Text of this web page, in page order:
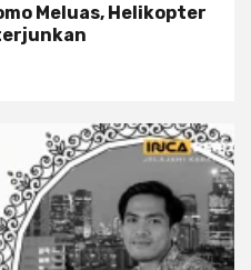
Meluas, Helikopter